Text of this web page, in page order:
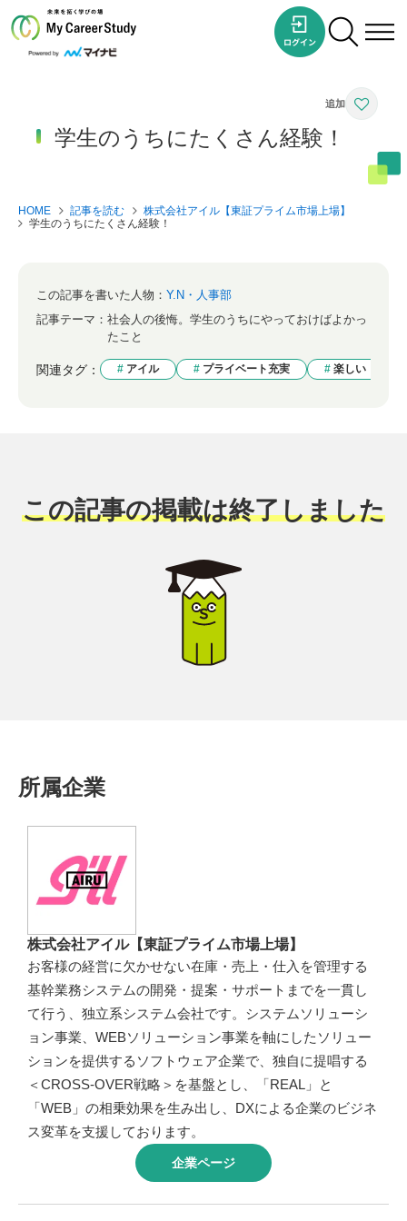
学生のうちにたくさん経験！
HOME 記事を読む
株式会社アイル【東証プライム市場上場】
学生のうちにたくさん経験！
この記事を書いた人物： Y.N・人事部
記事テーマ： 社会人の後悔。学生のうちにやっておけばよかっ
たこと
関連タグ： アイル プライベート充実 楽しい
この記事の掲載は終了しました
所属企業
株式会社アイル【東証プライム市場上場】
お客様の経営に欠かせない在庫・売上・仕入を管理する
基幹業務システムの開発・提案・サポートまでを一貫し
て行う、独立系システム会社です。システムソリューシ
ョン事業、WEBソリューション事業を軸にしたソリュー
ションを提供するソフトウェア企業で、独自に提唱する
＜CROSS-OVER戦略＞を基盤とし、「REAL」と
「WEB」の相乗効果を生み出し、DXによる企業のビジネ
ス変革を支援しております。
企業ページ